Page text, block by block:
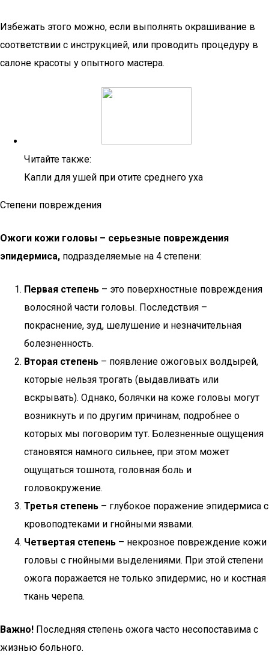
Избежать этого можно, если выполнять окрашивание в
соответствии с инструкцией, или проводить процедуру в
салоне красоты у опытного мастера.
Читайте также:
Капли для ушей при отите среднего уха
Степени повреждения
Ожоги кожи головы – серьезные повреждения
эпидермиса, подразделяемые на 4 степени:
Первая степень – это поверхностные повреждения
волосяной части головы. Последствия –
покраснение, зуд, шелушение и незначительная
болезненность.
Вторая степень – появление ожоговых волдырей,
которые нельзя трогать (выдавливать или
вскрывать). Однако, болячки на коже головы могут
возникнуть и по другим причинам, подробнее о
которых мы поговорим тут. Болезненные ощущения
становятся намного сильнее, при этом может
ощущаться тошнота, головная боль и
головокружение.
Третья степень – глубокое поражение эпидермиса с
кровоподтеками и гнойными язвами.
Четвертая степень – некрозное повреждение кожи
головы с гнойными выделениями. При этой степени
ожога поражается не только эпидермис, но и костная
ткань черепа.
Важно! Последняя степень ожога часто несопоставима с
жизнью больного.